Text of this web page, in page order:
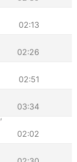
02:13
02:26
02:51
03:34
,
02:02